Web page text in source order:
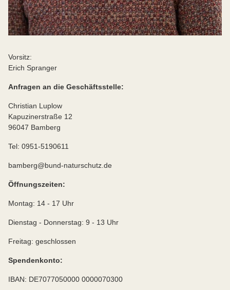
Vorsitz:
Erich Spranger
Anfragen an die Geschäftsstelle:
Christian Luplow
Kapuzinerstraße 12
96047 Bamberg
Tel: 0951-5190611
bamberg@bund-naturschutz.de
Öffnungszeiten:
Montag: 14 - 17 Uhr
Dienstag - Donnerstag: 9 - 13 Uhr
Freitag: geschlossen
Spendenkonto:
IBAN: DE7077050000 0000070300